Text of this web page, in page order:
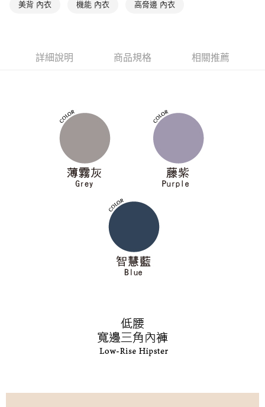
１．透過由恩沛科技股份有限公司提供之「AFTEE先享後付」服務完成之交
３．未成年的使用者請事先徵得法定代理人或監護人之同意方可使用
請求用戶進行身份認證。
５．嚴禁一人註冊多個帳號或使用他人資訊註冊。若發現惡意使用之情形，
恩沛科技股份有限公司將有權停止該用戶之使用額度並採取法律行動。
每筆NT$90，滿NT$1,000(含以上)免運費
每筆NT$150，滿NT$2,000(含以上)免運費
海外宅配 (訂單成立後，請主動於2天內與線上客服核對收
件資料，逾期未確認訂單將自動取消)
美背 內衣 機能 內衣 高脅邊 內衣
詳細說明 商品規格 相關推薦